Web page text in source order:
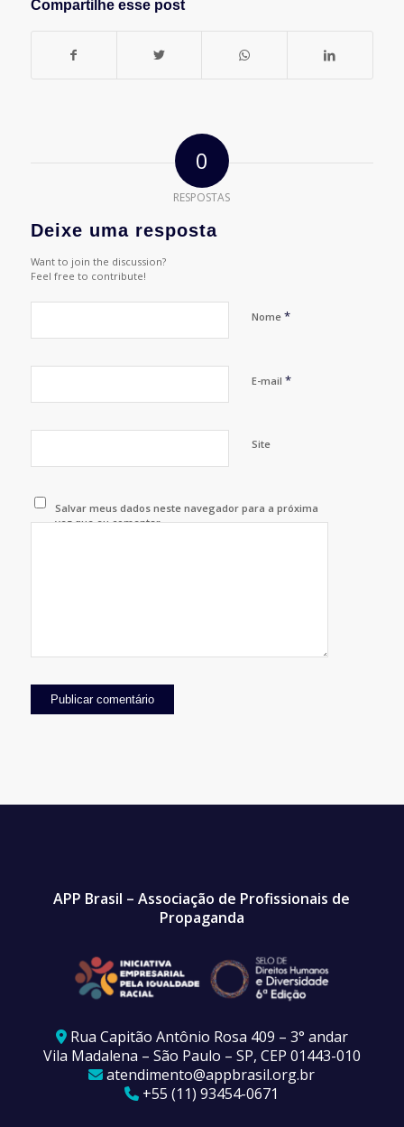
Compartilhe esse post
0
RESPOSTAS
Deixe uma resposta
Want to join the discussion?
Feel free to contribute!
Nome *
E-mail *
Site
Salvar meus dados neste navegador para a próxima
vez que eu comentar.
APP Brasil – Associação de Profissionais de
Propaganda
Rua Capitão Antônio Rosa 409 – 3° andar
Vila Madalena – São Paulo – SP, CEP 01443-010
atendimento@appbrasil.org.br
+55 (11) 93454-0671